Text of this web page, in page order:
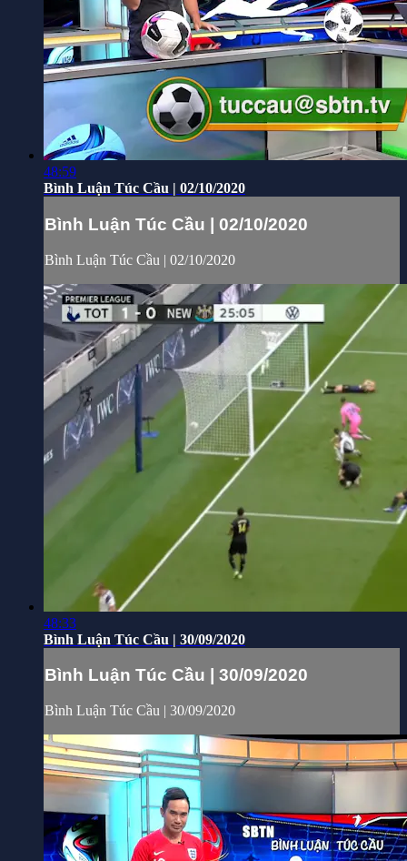
48:59
Bình Luận Túc Cầu | 02/10/2020
Bình Luận Túc Cầu | 02/10/2020
Bình Luận Túc Cầu | 02/10/2020
48:33
Bình Luận Túc Cầu | 30/09/2020
Bình Luận Túc Cầu | 30/09/2020
Bình Luận Túc Cầu | 30/09/2020